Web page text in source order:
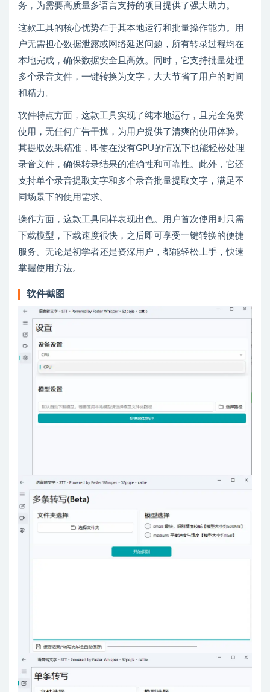
务，为需要高质量多语言支持的项目提供了强大助力。
这款工具的核心优势在于其本地运行和批量操作能力。用
户无需担心数据泄露或网络延迟问题，所有转录过程均在
本地完成，确保数据安全且高效。同时，它支持批量处理
多个录音文件，一键转换为文字，大大节省了用户的时间
和精力。
软件特点方面，这款工具实现了纯本地运行，且完全免费
使用，无任何广告干扰，为用户提供了清爽的使用体验。
其提取效果精准，即使在没有GPU的情况下也能轻松处理
录音文件，确保转录结果的准确性和可靠性。此外，它还
支持单个录音提取文字和多个录音批量提取文字，满足不
同场景下的使用需求。
操作方面，这款工具同样表现出色。用户首次使用时只需
下载模型，下载速度很快，之后即可享受一键转换的便捷
服务。无论是初学者还是资深用户，都能轻松上手，快速
掌握使用方法。
软件截图